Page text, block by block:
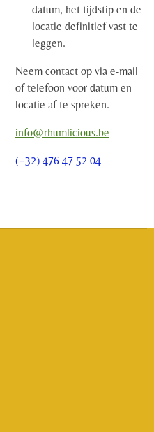
datum, het tijdstip en de
locatie definitief vast te
leggen.
Neem contact op via e-mail
of telefoon voor datum en
locatie af te spreken.
info@rhumlicious.be
(+32) 476 47 52 04